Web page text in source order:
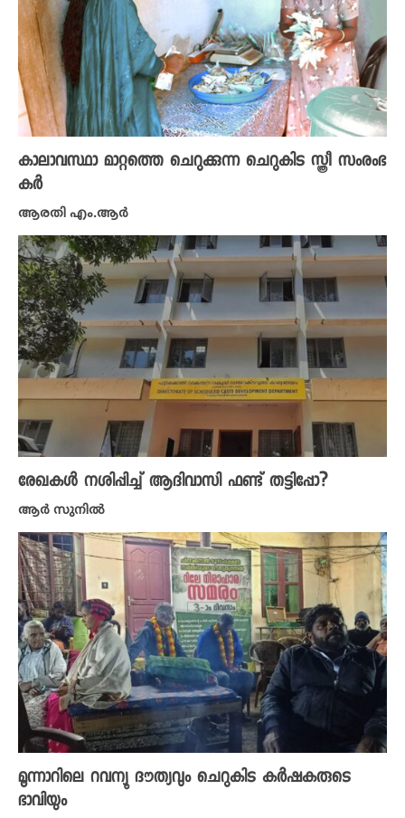
കാലാവസ്ഥാ മാറ്റത്തെ ചെറുക്കുന്ന ചെറുകിട സ്ത്രീ സംരംഭ
കർ
ആരതി എം.ആർ
രേഖകൾ നശിപ്പിച്ച് ആദിവാസി ഫണ്ട് തട്ടിപ്പോ?
ആർ സുനിൽ
മൂന്നാറിലെ റവന്യൂ ദൗത്യവും ചെറുകിട കർഷകരുടെ
ഭാവിയും